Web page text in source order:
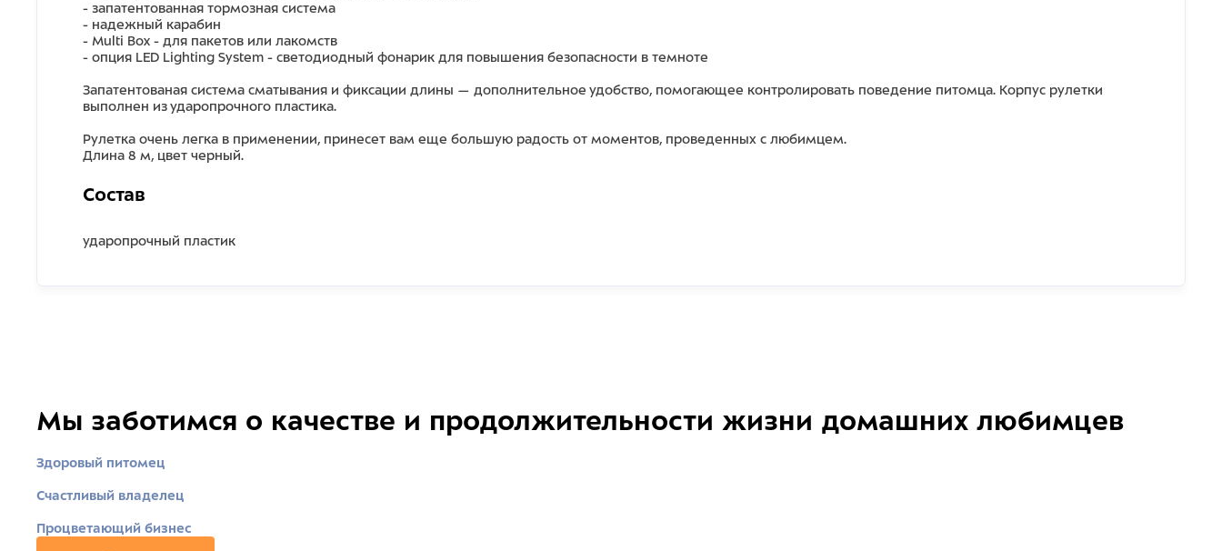
- запатентованная тормозная система
- надежный карабин
- Multi Box - для пакетов или лакомств
- опция LED Lighting System - светодиодный фонарик для повышения безопасности в темноте
Запатентованая система сматывания и фиксации длины — дополнительное удобство, помогающее контролировать поведение питомца. Корпус рулетки
выполнен из ударопрочного пластика.
Рулетка очень легка в применении, принесет вам еще большую радость от моментов, проведенных с любимцем.
Длина 8 м, цвет черный.
Состав
ударопрочный пластик
Мы заботимся о качестве и продолжительности жизни домашних любимцев
Здоровый питомец
Счастливый владелец
Процветающий бизнес